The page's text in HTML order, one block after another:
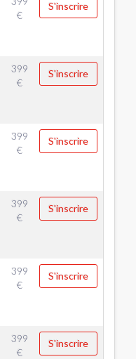
€
S'inscrire
399
€
S'inscrire
399
€
S'inscrire
399
€
S'inscrire
399
€
S'inscrire
399
€
S'inscrire